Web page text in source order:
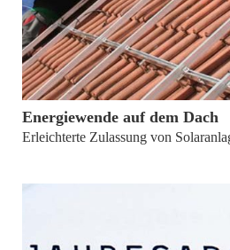
vonDr. Ursula
Energiewende auf dem Dach
Erleichterte Zulassung von